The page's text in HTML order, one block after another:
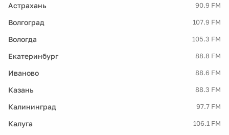
Астрахань 90.9 FM
Волгоград 107.9 FM
Вологда 105.3 FM
Екатеринбург 88.8 FM
Иваново 88.6 FM
Казань 88.3 FM
Калининград 97.7 FM
Калуга 106.1 FM